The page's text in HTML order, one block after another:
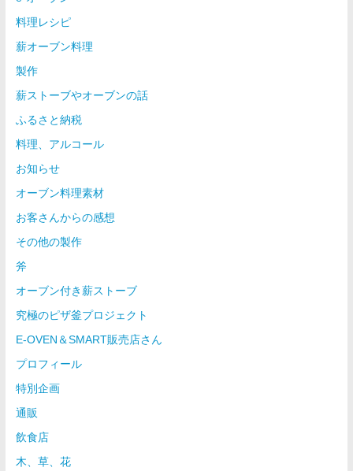
料理レシピ
薪オーブン料理
製作
薪ストーブやオーブンの話
ふるさと納税
料理、アルコール
お知らせ
オーブン料理素材
お客さんからの感想
その他の製作
斧
オーブン付き薪ストーブ
究極のピザ釜プロジェクト
E-OVEN＆SMART販売店さん
プロフィール
特別企画
通販
飲食店
木、草、花